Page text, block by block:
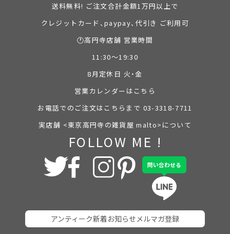
送料無料! ご注文合計金額1万円以上で
クレジットカード、paypay、代引き ご利用可
🕐高円寺店舗 営業時間
11:30～19:30
8月定休日 火・金
営業カレンダーはこちら
お電話でのご注文はこちらまで 03-3318-7711
実店舗 <東京高円寺の雑貨屋 malto>について
FOLLOW ME !
問い合わせる
アンティーク新着お知らせメルマガ登録